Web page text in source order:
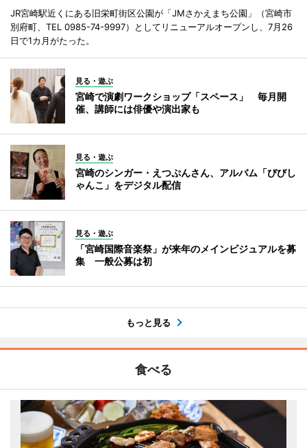
JR宮崎駅近くにある旧栄町街区公園が「JMさかえまち公園」（宮崎市
別府町、TEL 0985-74-9997）としてリニューアルオープンし、7月26
日で1カ月がたった。
見る・遊ぶ
宮崎で演劇ワークショップ「スペース」 毎月開
催、講師には俳優や演出家も
見る・遊ぶ
宮崎のシンガー・えつぷんさん、アルバム「びびし
ゃんこ」をデジタル配信
見る・遊ぶ
「宮崎国際音楽祭」が来年のメインビジュアルを募
集 一般公募は初
もっと見る
食べる